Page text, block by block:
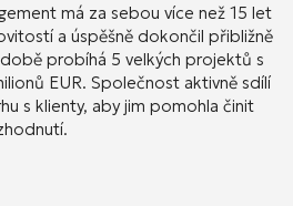
má za sebou více než 15 let
a úspěšně dokončil přibližně
probíhá 5 velkých projektů s
EUR. Společnost aktivně sdílí
s klienty, aby jim pomohla činit